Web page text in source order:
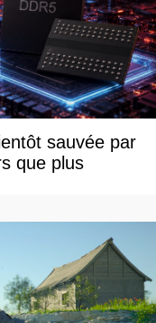
sauvée par
que plus